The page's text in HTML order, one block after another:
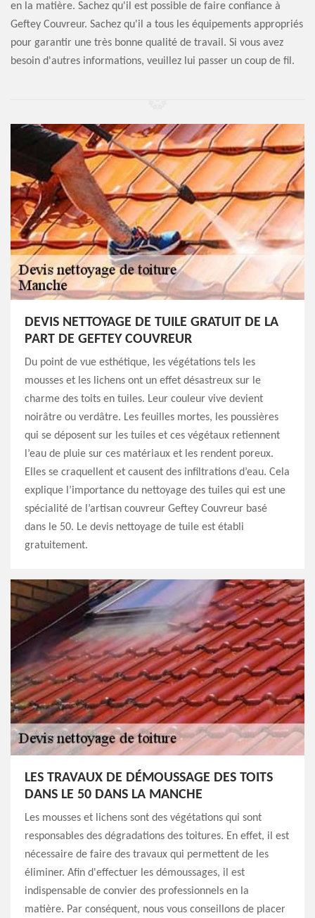
en la matière. Sachez qu'il est possible de faire confiance à
Geftey Couvreur. Sachez qu'il a tous les équipements appropriés
pour garantir une très bonne qualité de travail. Si vous avez
besoin d'autres informations, veuillez lui passer un coup de fil.
DEVIS NETTOYAGE DE TUILE GRATUIT DE LA
PART DE GEFTEY COUVREUR
Du point de vue esthétique, les végétations tels les
mousses et les lichens ont un effet désastreux sur le
charme des toits en tuiles. Leur couleur vive devient
noirâtre ou verdâtre. Les feuilles mortes, les poussières
qui se déposent sur les tuiles et ces végétaux retiennent
l’eau de pluie sur ces matériaux et les rendent poreux.
Elles se craquellent et causent des infiltrations d’eau. Cela
explique l’importance du nettoyage des tuiles qui est une
spécialité de l’artisan couvreur Geftey Couvreur basé
dans le 50. Le devis nettoyage de tuile est établi
gratuitement.
LES TRAVAUX DE DÉMOUSSAGE DES TOITS
DANS LE 50 DANS LA MANCHE
Les mousses et lichens sont des végétations qui sont
responsables des dégradations des toitures. En effet, il est
nécessaire de faire des travaux qui permettent de les
éliminer. Afin d'effectuer les démoussages, il est
indispensable de convier des professionnels en la
matière. Par conséquent, nous vous conseillons de placer